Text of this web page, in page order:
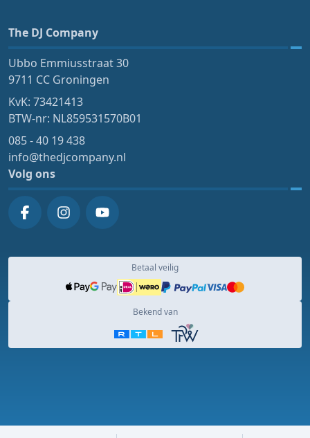
The DJ Company
Ubbo Emmiusstraat 30
9711 CC Groningen
KvK: 73421413
BTW-nr: NL859531570B01
085 - 40 19 438
info@thedjcompany.nl
Volg ons
Betaal veilig
Bekend van